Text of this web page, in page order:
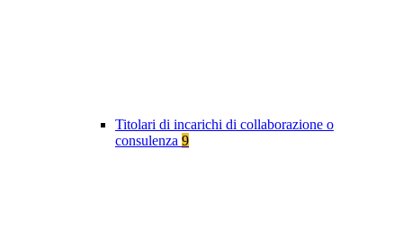
Titolari di incarichi di collaborazione o
consulenza 9